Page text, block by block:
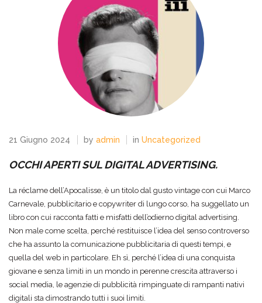
21 Giugno 2024 by admin in Uncategorized
OCCHI APERTI SUL DIGITAL ADVERTISING.
La réclame dell’Apocalisse, è un titolo dal gusto vintage con cui Marco
Carnevale, pubblicitario e copywriter di lungo corso, ha suggellato un
libro con cui racconta fatti e misfatti dell’odierno digital advertising.
Non male come scelta, perché restituisce l’idea del senso controverso
che ha assunto la comunicazione pubblicitaria di questi tempi, e
quella del web in particolare. Eh sì, perché l’idea di una conquista
giovane e senza limiti in un mondo in perenne crescita attraverso i
social media, le agenzie di pubblicità rimpinguate di rampanti nativi
digitali sta dimostrando tutti i suoi limiti.